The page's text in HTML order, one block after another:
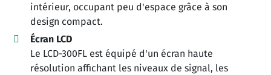
intérieur, occupant peu d'espace grâce à son
design compact.
Écran LCD
Le LCD-300FL est équipé d'un écran haute
résolution affichant les niveaux de signal, les